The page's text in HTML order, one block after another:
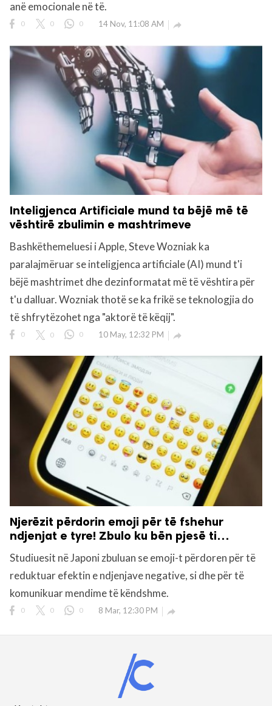
anë emocionale në të.
0 0 0 14 Nov, 11:08 AM 
Inteligjenca Artificiale mund ta bëjë më të
vështirë zbulimin e mashtrimeve
Bashkëthemeluesi i Apple, Steve Wozniak ka
paralajmëruar se inteligjenca artificiale (AI) mund t'i
bëjë mashtrimet dhe dezinformatat më të vështira për
t'u dalluar. Wozniak thotë se ka frikë se teknologjia do
të shfrytëzohet nga "aktorë të këqij".
0 0 0 10 May, 12:32 PM 
Njerëzit përdorin emoji për të fshehur
ndjenjat e tyre! Zbulo ku bën pjesë ti…
Studiuesit në Japoni zbuluan se emoji-t përdoren për të
reduktuar efektin e ndjenjave negative, si dhe për të
komunikuar mendime të këndshme.
0 0 0 8 Mar, 12:30 PM 